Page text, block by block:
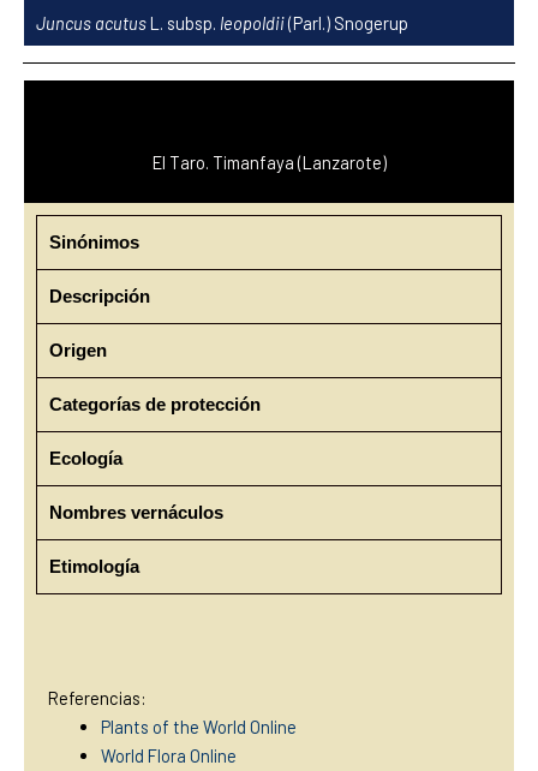
contenido
Juncus acutusL. subsp. leopoldii(Parl.) Snogerup
El Taro. Timanfaya (Lanzarote)
Sinónimos
Descripción
Origen
Categorías de protección
Ecología
Nombres vernáculos
Etimología
Referencias:
Plants of the World Online
World Flora Online